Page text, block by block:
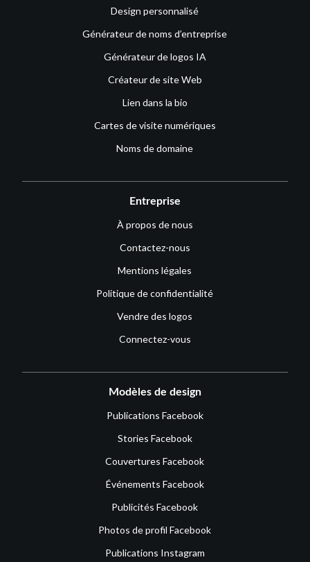
Design personnalisé
Générateur de noms d’entreprise
Générateur de logos IA
Créateur de site Web
Lien dans la bio
Cartes de visite numériques
Noms de domaine
Entreprise
À propos de nous
Contactez-nous
Mentions légales
Politique de confidentialité
Vendre des logos
Connectez-vous
Modèles de design
Publications Facebook
Stories Facebook
Couvertures Facebook
Événements Facebook
Publicités Facebook
Photos de profil Facebook
Publications Instagram